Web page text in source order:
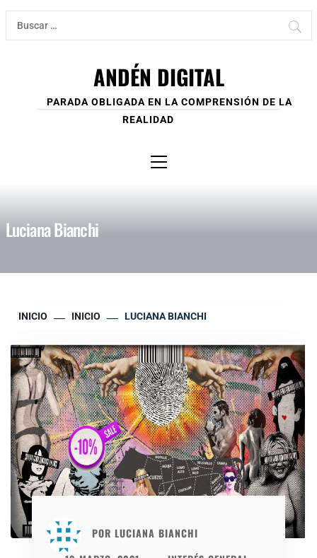
Ir
contenido
Buscar:
ANDÉN DIGITAL
PARADA OBLIGADA EN LA COMPRENSIÓN DE LA
REALIDAD
principal
Luciana Bianchi
INICIO INICIO LUCIANA BIANCHI
POR LUCIANA BIANCHI